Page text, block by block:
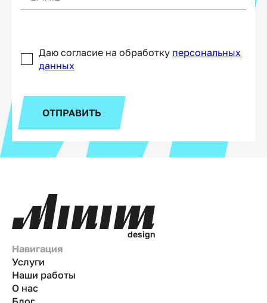
Даю согласие на обработку персональных
данных
ОТПРАВИТЬ
design
Навигация
Услуги
Наши работы
О нас